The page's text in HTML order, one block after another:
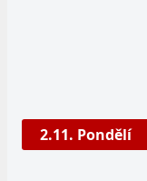
2.11. Pondělí